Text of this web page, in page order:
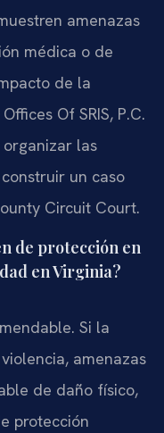
amenazas
médica o de
de la
Of SRIS, P.C.
las
un caso
Circuit Court.
de protección en
en Virginia?
Si la
amenazas
de daño físico,
protección